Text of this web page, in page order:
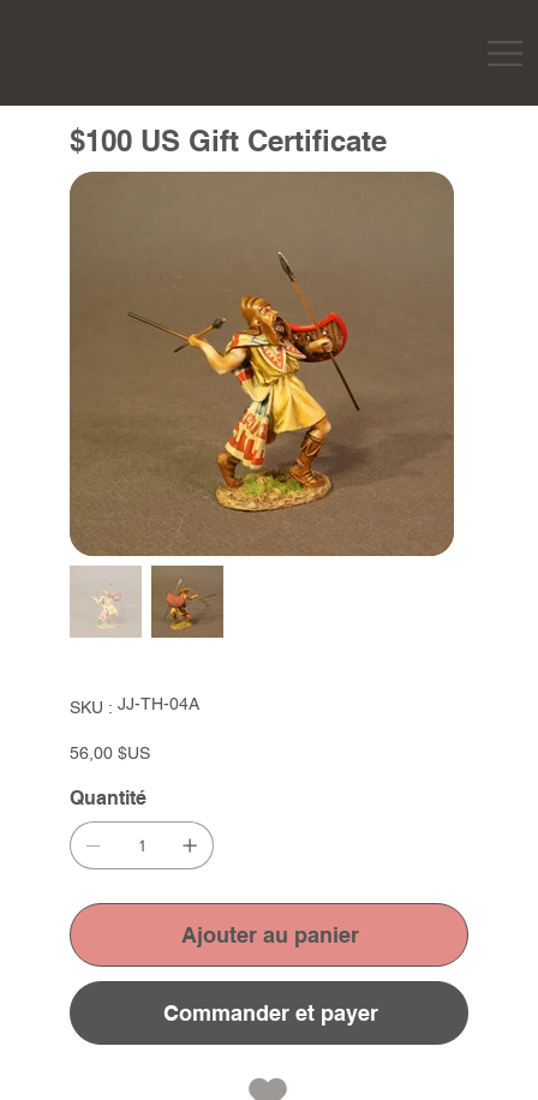
$100 US Gift Certificate
SKU :
SKU
JJ-
JJ-TH-04A
Prix
56,00 $US
Quantité
Ajouter au panier
Commander et payer